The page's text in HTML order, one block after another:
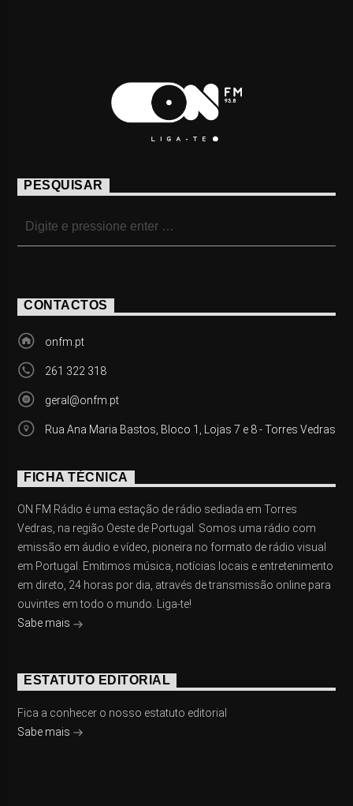
PESQUISAR
CONTACTOS
onfm.pt
261 322 318
geral@onfm.pt
Rua Ana Maria Bastos, Bloco 1, Lojas 7 e 8 - Torres Vedras
FICHA TÉCNICA
ON FM Rádio é uma estação de rádio sediada em Torres
Vedras, na região Oeste de Portugal. Somos uma rádio com
emissão em áudio e vídeo, pioneira no formato de rádio visual
em Portugal. Emitimos música, notícias locais e entretenimento
em direto, 24 horas por dia, através de transmissão online para
ouvintes em todo o mundo. Liga-te!
Sabe mais
ESTATUTO EDITORIAL
Fica a conhecer o nosso estatuto editorial
Sabe mais